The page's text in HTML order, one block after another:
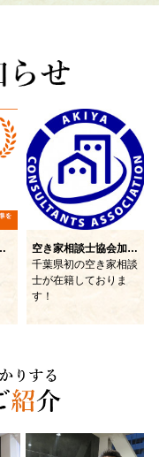
優良店認定
空き家相談士協会加盟店
千葉県初の空き家相談
士が在籍しておりま
す！